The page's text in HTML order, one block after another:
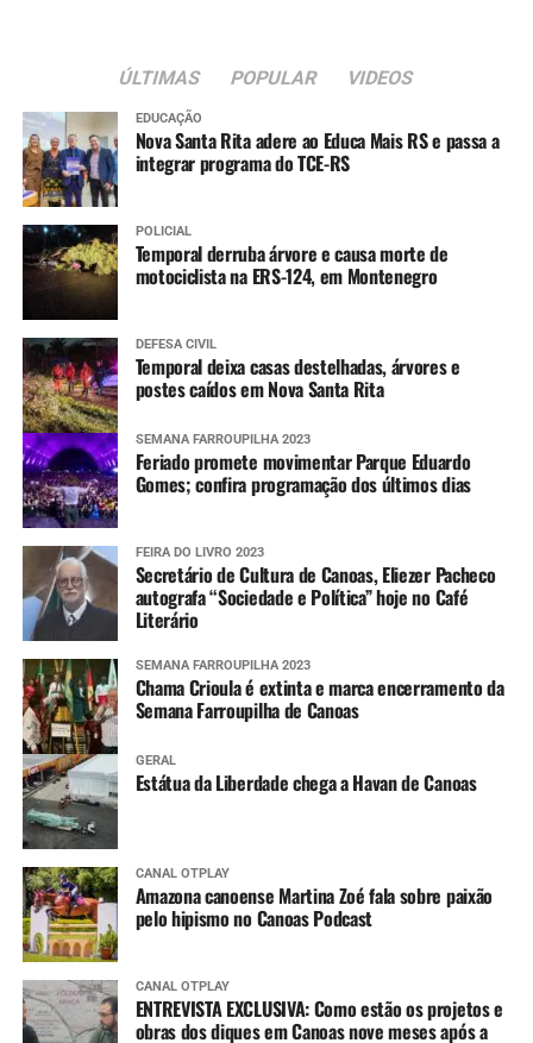
ÚLTIMAS POPULAR VIDEOS
EDUCAÇÃO
Nova Santa Rita adere ao Educa Mais RS e passa a
integrar programa do TCE-RS
POLICIAL
Temporal derruba árvore e causa morte de
motociclista na ERS-124, em Montenegro
DEFESA CIVIL
Temporal deixa casas destelhadas, árvores e
postes caídos em Nova Santa Rita
SEMANA FARROUPILHA 2023
Feriado promete movimentar Parque Eduardo
Gomes; confira programação dos últimos dias
FEIRA DO LIVRO 2023
Secretário de Cultura de Canoas, Eliezer Pacheco
autografa “Sociedade e Política” hoje no Café
Literário
SEMANA FARROUPILHA 2023
Chama Crioula é extinta e marca encerramento da
Semana Farroupilha de Canoas
GERAL
Estátua da Liberdade chega a Havan de Canoas
CANAL OTPLAY
Amazona canoense Martina Zoé fala sobre paixão
pelo hipismo no Canoas Podcast
CANAL OTPLAY
ENTREVISTA EXCLUSIVA: Como estão os projetos e
obras dos diques em Canoas nove meses após a